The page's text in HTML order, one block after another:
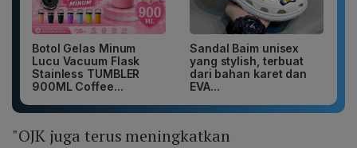
Botol Gelas Minum
Lucu Vacuum Flask
Stainless TUMBLER
900ML Coffee...
Sandal Baim unisex
yang stylish, terbuat
dari bahan karet dan
EVA...
"OJK juga terus meningkatkan